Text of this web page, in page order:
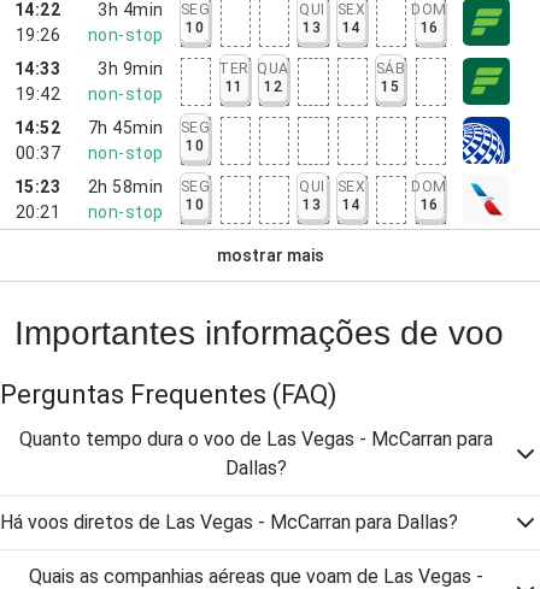
14:22
19:26
3h 4min
non-stop
SEG
10
QUI
13
SEX
14
DOM
16
14:33
19:42
3h 9min
non-stop
TER
11
QUA
12
SÁB
15
14:52
00:37
7h 45min
non-stop
SEG
10
15:23
20:21
2h 58min
non-stop
SEG
10
QUI
13
SEX
14
DOM
16
mostrar mais
Importantes informações de voo
Perguntas Frequentes (FAQ)
Quanto tempo dura o voo de Las Vegas - McCarran para
Dallas?
Há voos diretos de Las Vegas - McCarran para Dallas?
Quais as companhias aéreas que voam de Las Vegas -